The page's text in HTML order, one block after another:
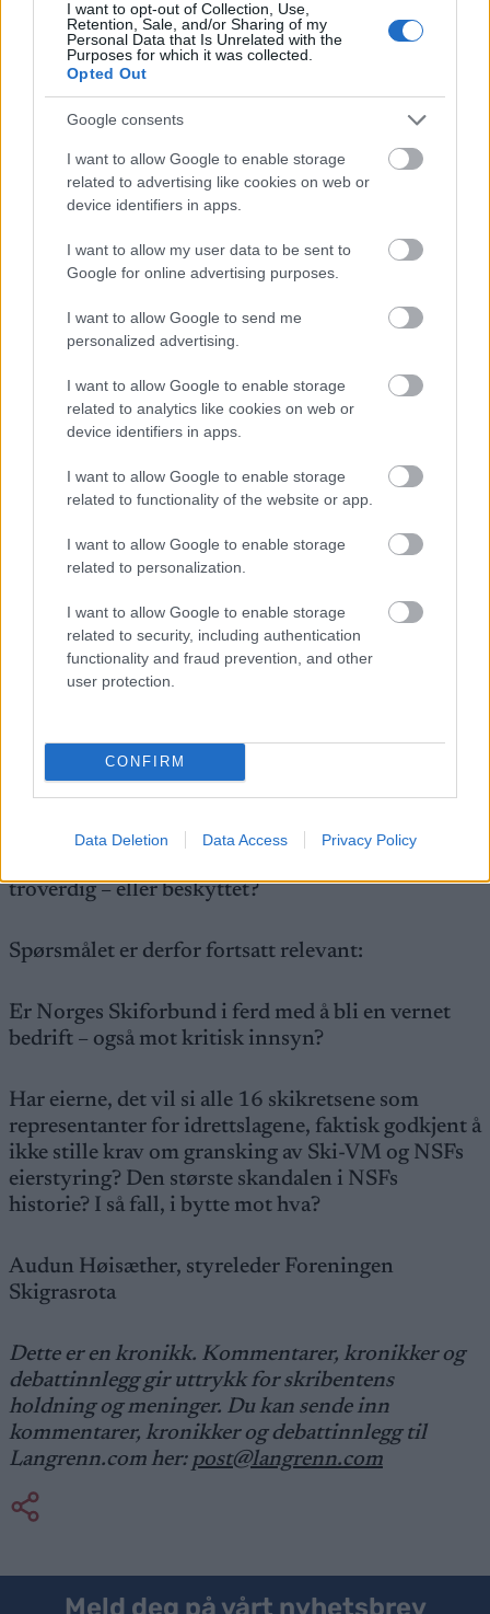
I want to opt-out of Collection, Use,
Retention, Sale, and/or Sharing of my
Personal Data that Is Unrelated with the
Purposes for which it was collected.
Opted Out
Google consents
I want to allow Google to enable storage
related to advertising like cookies on web or
device identifiers in apps.
I want to allow my user data to be sent to
Google for online advertising purposes.
I want to allow Google to send me
personalized advertising.
I want to allow Google to enable storage
related to analytics like cookies on web or
device identifiers in apps.
I want to allow Google to enable storage
related to functionality of the website or app.
I want to allow Google to enable storage
related to personalization.
I want to allow Google to enable storage
related to security, including authentication
functionality and fraud prevention, and other
user protection.
CONFIRM
Data Deletion Data Access Privacy Policy
ekstern og uavhengig gransking av hele saken.
Se også:Anmelder hele styret i Ski-VM for
tyveri og underslag
6. «Konkurs er unngått»
Det er positivt. Men det er ikke en forklaring – det
resultat
situasjonen?
Se også: VM-selskapet unngår konkurs
Det finnes ikke dokumentasjon i styreprotokoller
fremstår det som en påstand – ikke en realitet.
Konklusjonen:
Dette handler ikke om mangel på forklaringer. Det
handler om kvaliteten på forklaringene.
Når vedtatt gransking stoppes, og erstattes med
forklaringer som ikke adresserer kjernen i saken,
står vi igjen med et alvorlig spørsmål:
troverdig – eller beskyttet?
Spørsmålet er derfor fortsatt relevant:
Er Norges Skiforbund i ferd med å bli en vernet
bedrift – også mot kritisk innsyn?
Har eierne, det vil si alle 16 skikretsene som
representanter for idrettslagene, faktisk godkjent å
ikke stille krav om gransking av Ski-VM og NSFs
eierstyring? Den største skandalen i NSFs
historie? I så fall, i bytte mot hva?
Audun Høisæther, styreleder Foreningen
Skigrasrota
Dette er en kronikk. Kommentarer, kronikker og
debattinnlegg gir uttrykk for skribentens
holdning og meninger. Du kan sende inn
kommentarer, kronikker og debattinnlegg til
Langrenn.com her: post@langrenn.com
Meld deg på vårt nyhetsbrev